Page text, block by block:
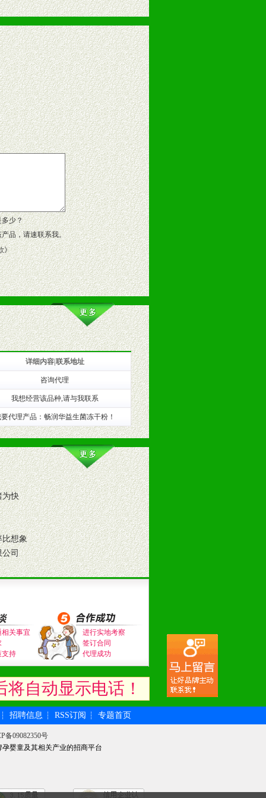
作手册、专柜咨询手册等各种市
。
（包括POP、彩页、手提袋、易
营养建康知识。为经销商、分销商
多少？
品，请速联系我。
》
详细内容|联系地址
咨询代理
我想经营该品种,请与我联系
代理产品：畅润华益生菌冻干粉！
为快
比想象
公司
关事宜
支持
进行实地考察
签订合同
代理成功
自动显示电话！
┆ 招聘信息 ┆ RSS订阅 ┆ 专题首页
备09082350号
孕婴童及其相关产业的招商平台